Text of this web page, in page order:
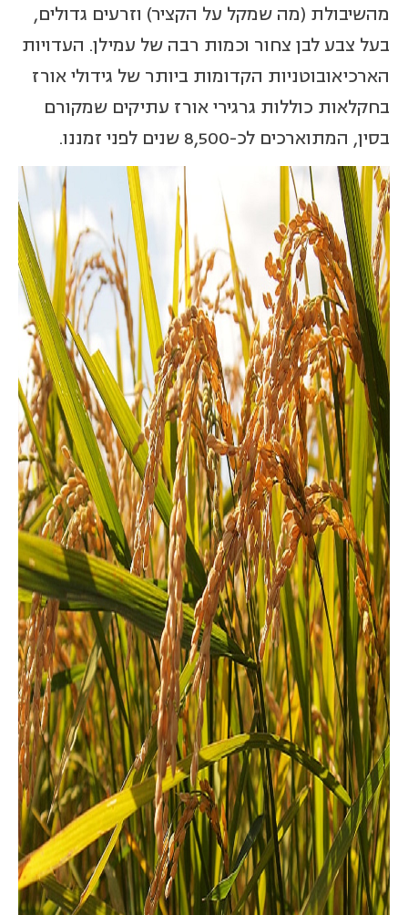
מהשיבולת (מה שמקל על הקציר) וזרעים גדולים,
בעל צבע לבן צחור וכמות רבה של עמילן. העדויות
הארכיאובוטניות הקדומות ביותר של גידולי אורז
בחקלאות כוללות גרגירי אורז עתיקים שמקורם
בסין, המתוארכים לכ-8,500 שנים לפני זמננו.